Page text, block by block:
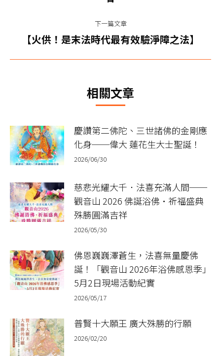
文
章：
下一篇文章
下
章：
【火供！是末法時代最有效驗淨障之法】
相關文章
慶讚第二佛陀、三世諸佛的金剛應
化身──偉大 蓮花生大士聖誕！
2026/06/30
慈悲光耀大千．法喜充滿人間──
觀音山 2026 佛誕浴佛•祈福盛典
殊勝圓滿吉祥
2026/05/30
佛恩巍巍澤蒼生，法喜無量慶佛
誕！「觀音山 2026年浴佛感恩季」
5月2日現場活動紀實
2026/05/17
普賢十大願王 廣大殊勝的行願​
2026/02/20